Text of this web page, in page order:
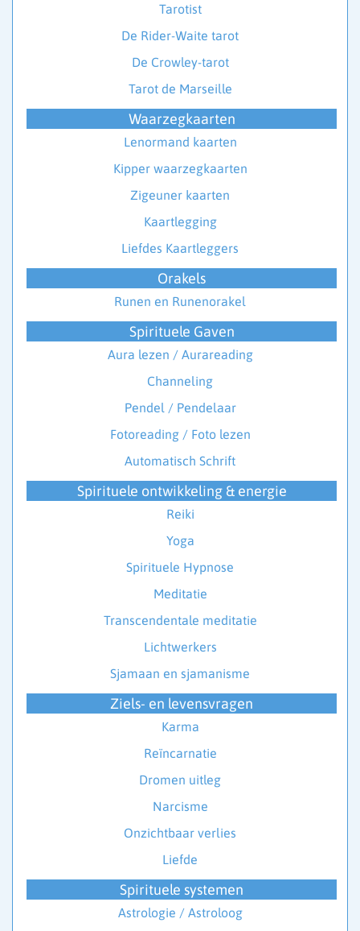
Tarotist
De Rider-Waite tarot
De Crowley-tarot
Tarot de Marseille
Waarzegkaarten
Lenormand kaarten
Kipper waarzegkaarten
Zigeuner kaarten
Kaartlegging
Liefdes Kaartleggers
Orakels
Runen en Runenorakel
Spirituele Gaven
Aura lezen / Aurareading
Channeling
Pendel / Pendelaar
Fotoreading / Foto lezen
Automatisch Schrift
Spirituele ontwikkeling & energie
Reiki
Yoga
Spirituele Hypnose
Meditatie
Transcendentale meditatie
Lichtwerkers
Sjamaan en sjamanisme
Ziels- en levensvragen
Karma
Reïncarnatie
Dromen uitleg
Narcisme
Onzichtbaar verlies
Liefde
Spirituele systemen
Astrologie / Astroloog